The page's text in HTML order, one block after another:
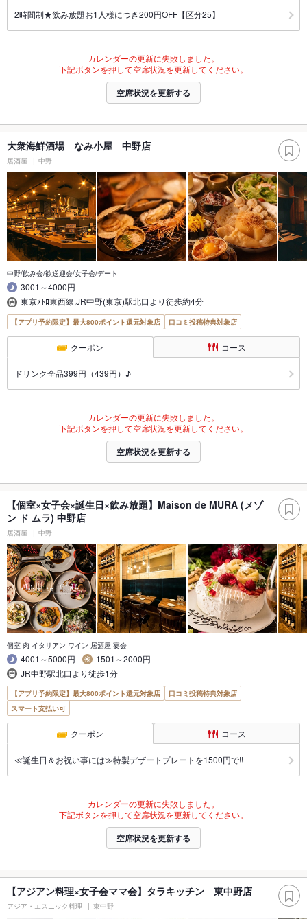
2時間制★飲み放題お1人様につき200円OFF【区分25】
カレンダーの更新に失敗しました。
下記ボタンを押して空席状況を更新してください。
空席状況を更新する
大衆海鮮酒場 なみ小屋 中野店
居酒屋 中野
中野/飲み会/歓送迎会/女子会/デート
3001～4000円
東京ﾒﾄﾛ東西線,JR中野(東京)駅北口より徒歩約4分
【アプリ予約限定】最大800ポイント還元対象店 口コミ投稿特典対象店
クーポン コース
ドリンク全品399円（439円）♪
カレンダーの更新に失敗しました。
下記ボタンを押して空席状況を更新してください。
空席状況を更新する
【個室×女子会×誕生日×飲み放題】Maison de MURA (メゾ
ン ド ムラ) 中野店
居酒屋 中野
個室 肉 イタリアン ワイン 居酒屋 宴会
4001～5000円
1501～2000円
JR中野駅北口より徒歩1分
【アプリ予約限定】最大800ポイント還元対象店
口コミ投稿特典対象店
スマート支払い可
クーポン コース
≪誕生日＆お祝い事には≫特製デザートプレートを1500円で!!
カレンダーの更新に失敗しました。
下記ボタンを押して空席状況を更新してください。
空席状況を更新する
【アジアン料理×女子会ママ会】タラキッチン 東中野店
アジア・エスニック料理 東中野